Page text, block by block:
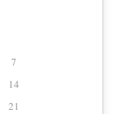
7
14
21